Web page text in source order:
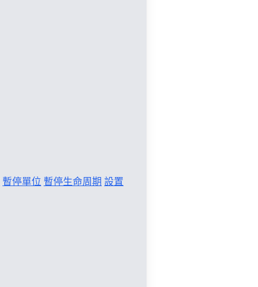
暫停單位 暫停生命周期 設置